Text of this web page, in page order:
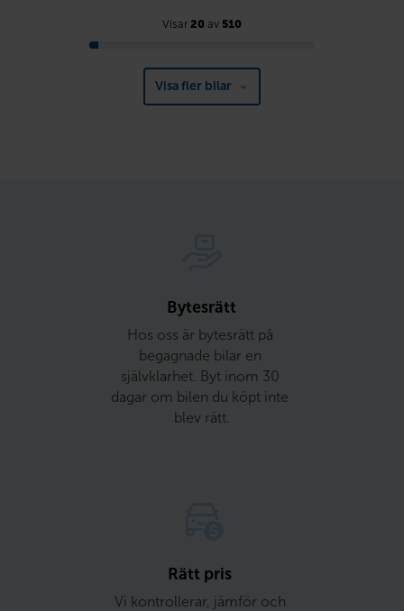
Visar 20 av 510
Visa fler bilar
Bytesrätt
Hos oss är bytesrätt på
begagnade bilar en
självklarhet. Byt inom 30
dagar om bilen du köpt inte
blev rätt.
Rätt pris
Vi kontrollerar, jämför och